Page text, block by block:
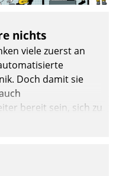
nichts
viele zuerst an
Doch damit sie
bereit sein, sich zu
werden sie an ihr